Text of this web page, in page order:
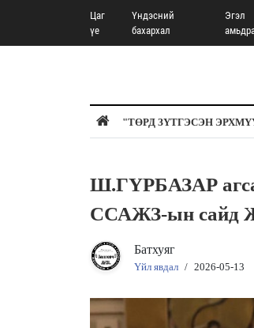
Цаг
үе
Үндэсний
бахархал
Эгэл
"ТӨРД ЗҮТГЭСЭН
Ш.ГҮРБАЗАР
ССАЖЗ-ын сайд
Батхуяг
Үйл явдал / 2026-05-13